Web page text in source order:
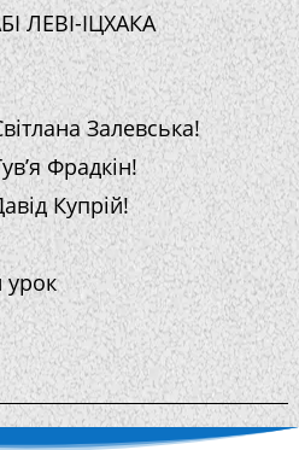
ЛЕВІ-ІЦХАКА
Залевська!
Фрадкін!
Купрій!
урок